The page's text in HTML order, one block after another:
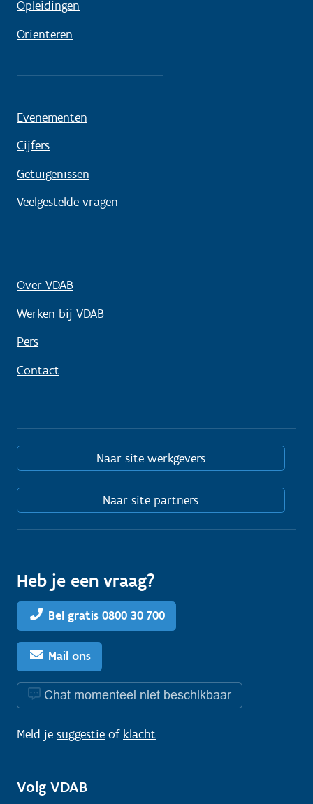
Opleidingen
Oriënteren
Evenementen
Cijfers
Getuigenissen
Veelgestelde vragen
Over VDAB
Werken bij VDAB
Pers
Contact
Naar site werkgevers
Naar site partners
Heb je een vraag?
Bel gratis 0800 30 700
Mail ons
Chat momenteel niet beschikbaar
Meld je suggestie of klacht
Volg VDAB